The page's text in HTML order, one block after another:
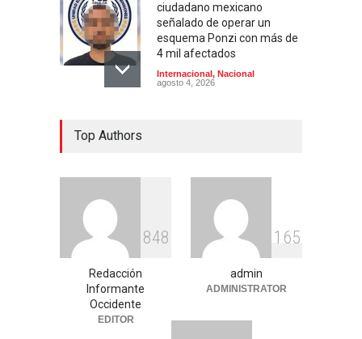
ciudadano mexicano
señalado de operar un
esquema Ponzi con más de
4 mil afectados
Internacional, Nacional
agosto 4, 2026
lugar y horario de la
Justicia
Nacional
agosto 3, 2026
Celia Pulido logra un hito
histórico con 11 preseas y
tres marcas récord en Santo
Top Authors
848
Redacción
Informante
Occidente
EDITOR
1 65
admin
ADMINISTRATOR